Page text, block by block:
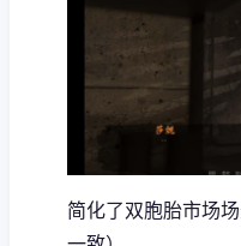
简化了双胞胎市场